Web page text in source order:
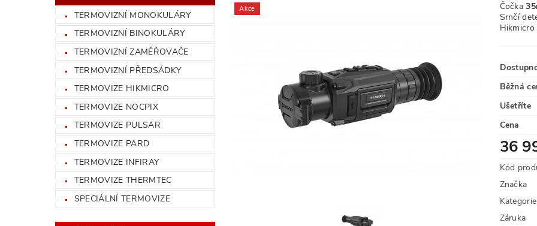
TERMOVIZNÍ MONOKULÁRY
TERMOVIZNÍ BINOKULÁRY
TERMOVIZNÍ ZAMĚŘOVAČE
TERMOVIZNÍ PŘEDSÁDKY
TERMOVIZE HIKMICRO
TERMOVIZE NOCPIX
TERMOVIZE PULSAR
TERMOVIZE PARD
TERMOVIZE INFIRAY
TERMOVIZE THERMTEC
SPECIÁLNÍ TERMOVIZE
Akce Čočka35
Srnčí
Hikmicro
Běžná
Ušetříte
Cena
36
Kód
Značka
Kategorie
Záruka